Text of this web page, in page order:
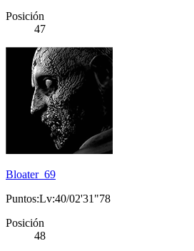
Posición
47
Bloater_69
Puntos:Lv:40/02'31"78
Posición
48